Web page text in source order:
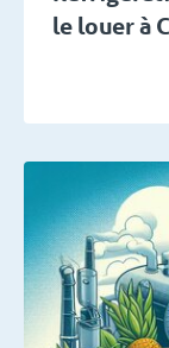
le louer à